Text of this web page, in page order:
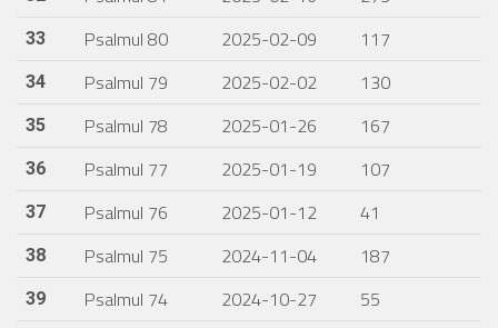
33 Psalmul 80 2025-02-09 117
34 Psalmul 79 2025-02-02 130
35 Psalmul 78 2025-01-26 167
36 Psalmul 77 2025-01-19 107
37 Psalmul 76 2025-01-12 41
38 Psalmul 75 2024-11-04 187
39 Psalmul 74 2024-10-27 55